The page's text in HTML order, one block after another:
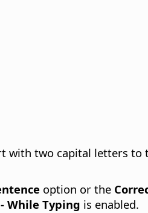
two capital letters
option or the
While Typing is enabled.